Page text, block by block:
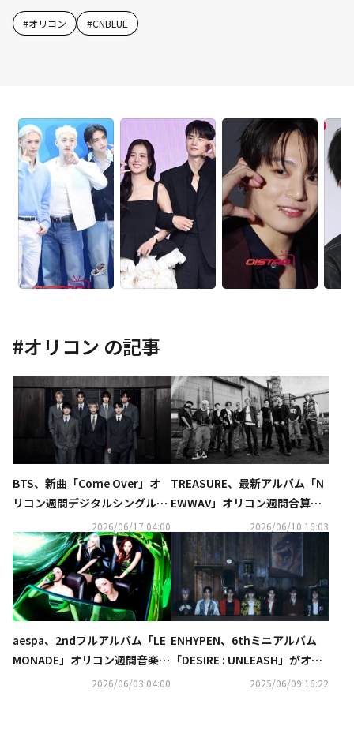
#オリコン #CNBLUE
#オリコン の記事
BTS、新曲「Come Over」オ
リコン週間デジタルシングルラ
ンキングで1位獲得！2026/06/17 04:00
TREASURE、最新アルバム「N
EWWAV」オリコン週間合算ア
ルバムランキング1位に！
2026/06/10 16:03
aespa、2ndフルアルバム「LE
MONADE」オリコン週間音楽ラ
ンキングで初の1位を獲得！
2026/06/03 04:00
ENHYPEN、6thミニアルバム
「DESIRE : UNLEASH」がオリ
コンランキングで1位を獲得！
2025/06/09 16:22